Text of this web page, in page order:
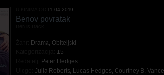
11.04.2019
Benov povratak
Drama, Obiteljski
15
Peter Hedges
Julia Roberts, Lucas Hedges, Courtney B. Vance